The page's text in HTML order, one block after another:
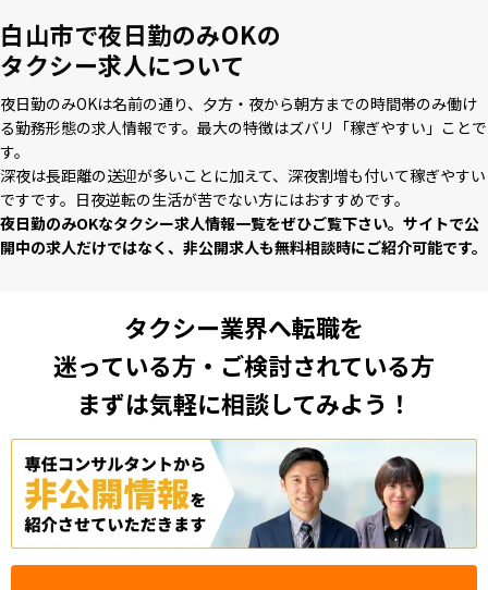
白山市で夜日勤のみOKの
タクシー求人について
夜⽇勤のみOKは名前の通り、⼣⽅・夜から朝⽅までの時間帯のみ働け
る勤務形態の求⼈情報です。最⼤の特徴はズバリ「稼ぎやすい」ことで
す。
深夜は⻑距離の送迎が多いことに加えて、深夜割増も付いて稼ぎやすい
ですです。⽇夜逆転の⽣活が苦でない⽅にはおすすめです。
夜⽇勤のみOKなタクシー求⼈情報⼀覧をぜひご覧下さい。サイトで公
開中の求⼈だけではなく、⾮公開求⼈も無料相談時にご紹介可能です。
タクシー業界へ転職を
迷っている方・ご検討されている方
まずは気軽に相談してみよう！